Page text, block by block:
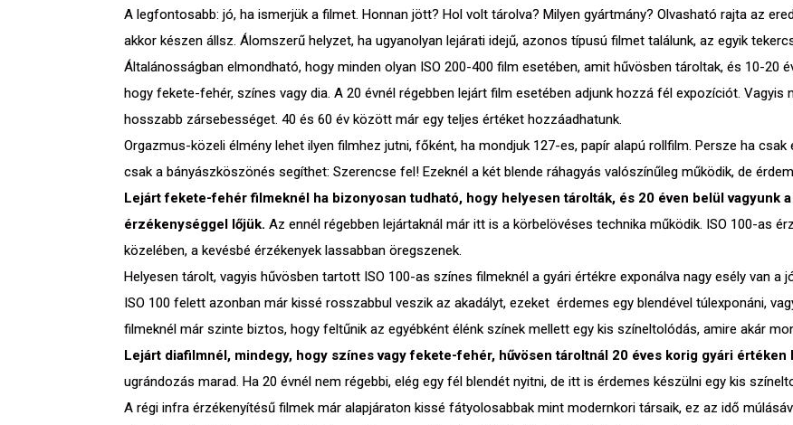
A legfontosabb: jó, ha ismerjük a filmet. Honnan jött? Hol volt tárolva? Milyen gyártmány? Olvasható rajta az
akkor készen állsz. Álomszerű helyzet, ha ugyanolyan lejárati idejű, azonos típusú filmet találunk, az egyik
Általánosságban elmondható, hogy minden olyan ISO 200-400 film esetében, amit hűvösben tároltak, és 10-20
hogy fekete-fehér, színes vagy dia. A 20 évnél régebben lejárt film esetében adjunk hozzá fél expozíciót. Vagyis
hosszabb zársebességet. 40 és 60 év között már egy teljes értéket hozzáadhatunk.
Orgazmus-közeli élmény lehet ilyen filmhez jutni, főként, ha mondjuk 127-es, papír alapú rollfilm. Persze ha
csak a bányászköszönés segíthet: Szerencse fel! Ezeknél a két blende ráhagyás valószínűleg működik, de
Lejárt fekete-fehér filmeknél ha bizonyosan tudható, hogy helyesen tárolták, és 20 éven belül
érzékenységgel lőjük. Az ennél régebben lejártaknál már itt is a körbelövéses technika működik. ISO 100-as
közelében, a kevésbé érzékenyek lassabban öregszenek.
Helyesen tárolt, vagyis hűvösben tartott ISO 100-as színes filmeknél a gyári értékre exponálva nagy esély van a
ISO 100 felett azonban már kissé rosszabbul veszik az akadályt, ezeket érdemes egy blendével túlexponáni,
filmeknél már szinte biztos, hogy feltűnik az egyébként élénk színek mellett egy kis színeltolódás, amire akár
Lejárt diafilmnél, mindegy, hogy színes vagy fekete-fehér, hűvösen tároltnál 20 éves korig gyári értéken
ugrándozás marad. Ha 20 évnél nem régebbi, elég egy fél blendét nyitni, de itt is érdemes készülni egy kis
A régi infra érzékenyítésű filmek már alapjáraton kissé fátyolosabbak mint modernkori társaik, ez az idő